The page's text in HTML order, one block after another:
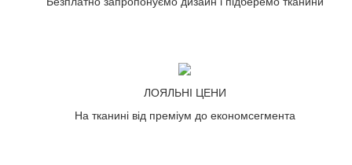
ЛОЯЛЬНІ ЦЕНИ
На тканині від преміум до економсегмента